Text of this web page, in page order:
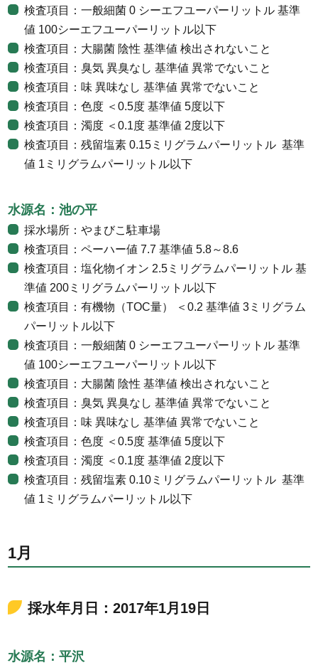
検査項目：一般細菌 0 シーエフユーパーリットル 基準
値 100シーエフユーパーリットル以下
検査項目：大腸菌 陰性 基準値 検出されないこと
検査項目：臭気 異臭なし 基準値 異常でないこと
検査項目：味 異味なし 基準値 異常でないこと
検査項目：色度 ＜0.5度 基準値 5度以下
検査項目：濁度 ＜0.1度 基準値 2度以下
検査項目：残留塩素 0.15ミリグラムパーリットル 基準
値 1ミリグラムパーリットル以下
水源名：池の平
採水場所：やまびこ駐車場
検査項目：ペーハー値 7.7 基準値 5.8～8.6
検査項目：塩化物イオン 2.5ミリグラムパーリットル 基
準値 200ミリグラムパーリットル以下
検査項目：有機物（TOC量） ＜0.2 基準値 3ミリグラム
パーリットル以下
検査項目：一般細菌 0 シーエフユーパーリットル 基準
値 100シーエフユーパーリットル以下
検査項目：大腸菌 陰性 基準値 検出されないこと
検査項目：臭気 異臭なし 基準値 異常でないこと
検査項目：味 異味なし 基準値 異常でないこと
検査項目：色度 ＜0.5度 基準値 5度以下
検査項目：濁度 ＜0.1度 基準値 2度以下
検査項目：残留塩素 0.10ミリグラムパーリットル 基準
値 1ミリグラムパーリットル以下
1月
採水年月日：2017年1月19日
水源名：平沢